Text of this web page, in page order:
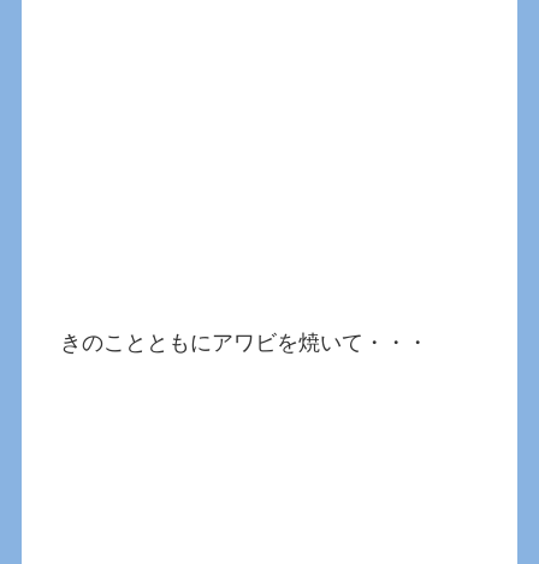
きのことともにアワビを焼いて・・・